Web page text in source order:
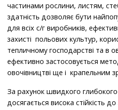
частинами рослини, листям,
здатність дозволяє бути
для всіх с/г виробників,
захисті польових культур,
тепличному господарстві та в
ефективно застосовується
овочівництві ще і крапельним
За рахунок швидкого
досягається висока стійкість